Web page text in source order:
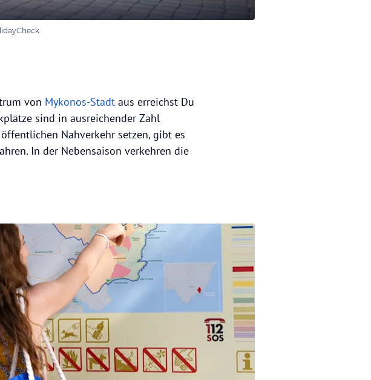
von Mykonos-Stadt aus erreichst Du
sind in ausreichender Zahl
Nahverkehr setzen, gibt es
In der Nebensaison verkehren die